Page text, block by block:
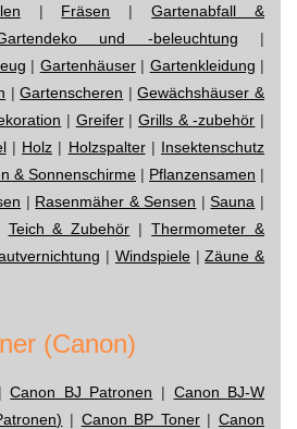
| Fräsen |Gartenabfall &
und -beleuchtung |
| Gartenhäuser| Gartenkleidung |
|Gartenscheren |Gewächshäuser &
| Greifer|Grills & -zubehör |
| Holz | Holzspalter| Insektenschutz
& Sonnenschirme | Pflanzensamen |
| Rasenmäher & Sensen |Sauna |
Teich & Zubehör |Thermometer &
| Windspiele|Zäune &
(Canon)
Canon BJ Patronen | Canon BJ-W
| Canon BP Toner|Canon